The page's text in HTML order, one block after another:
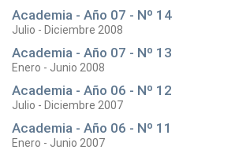
Academia - Año 07 - Nº 14
Julio - Diciembre 2008
Academia - Año 07 - Nº 13
Enero - Junio 2008
Academia - Año 06 - Nº 12
Julio - Diciembre 2007
Academia - Año 06 - Nº 11
Enero - Junio 2007